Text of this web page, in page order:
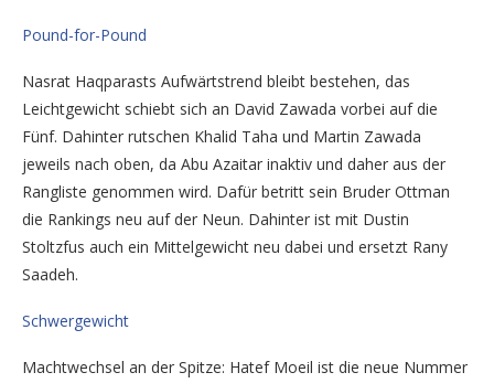
Pound-for-Pound
Nasrat Haqparasts Aufwärtstrend bleibt bestehen, das
Leichtgewicht schiebt sich an David Zawada vorbei auf die
Fünf. Dahinter rutschen Khalid Taha und Martin Zawada
jeweils nach oben, da Abu Azaitar inaktiv und daher aus der
Rangliste genommen wird. Dafür betritt sein Bruder Ottman
die Rankings neu auf der Neun. Dahinter ist mit Dustin
Stoltzfus auch ein Mittelgewicht neu dabei und ersetzt Rany
Saadeh.
Schwergewicht
Machtwechsel an der Spitze: Hatef Moeil ist die neue Nummer